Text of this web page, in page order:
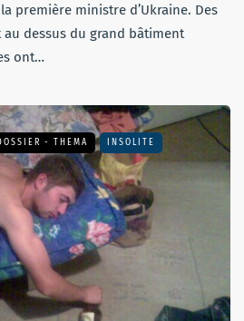
première ministre d’Ukraine. Des
dessus du grand bâtiment
ont…
- THEMA INSOLITE